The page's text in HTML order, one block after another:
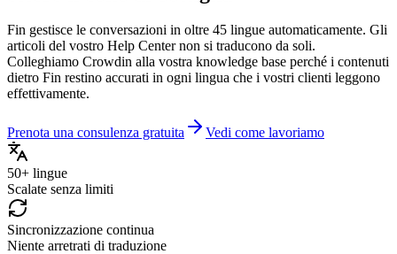
Fin gestisce le conversazioni in oltre 45 lingue automaticamente. Gli
articoli del vostro Help Center non si traducono da soli.
Colleghiamo Crowdin alla vostra knowledge base perché i contenuti
dietro Fin restino accurati in ogni lingua che i vostri clienti leggono
effettivamente.
Prenota una consulenza gratuita Vedi come lavoriamo
50+ lingue
Scalate senza limiti
Sincronizzazione continua
Niente arretrati di traduzione